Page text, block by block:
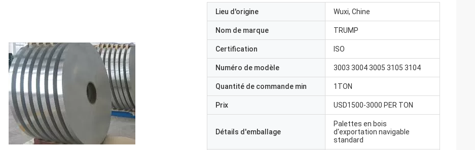
Lieu d'origine Wuxi, Chine
Nom de marque TRUMP
Certification ISO
Numéro de modèle 3003 3004 3005 3105 3104
Quantité de commande min 1TON
Prix USD1500-3000 PER TON
Détails d'emballage
Palettes en bois
d'exportation navigable
standard